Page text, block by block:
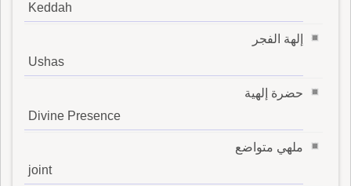
Keddah
إلهة الفجر
Ushas
حضرة إلهية
Divine Presence
ملهي متواضع
joint